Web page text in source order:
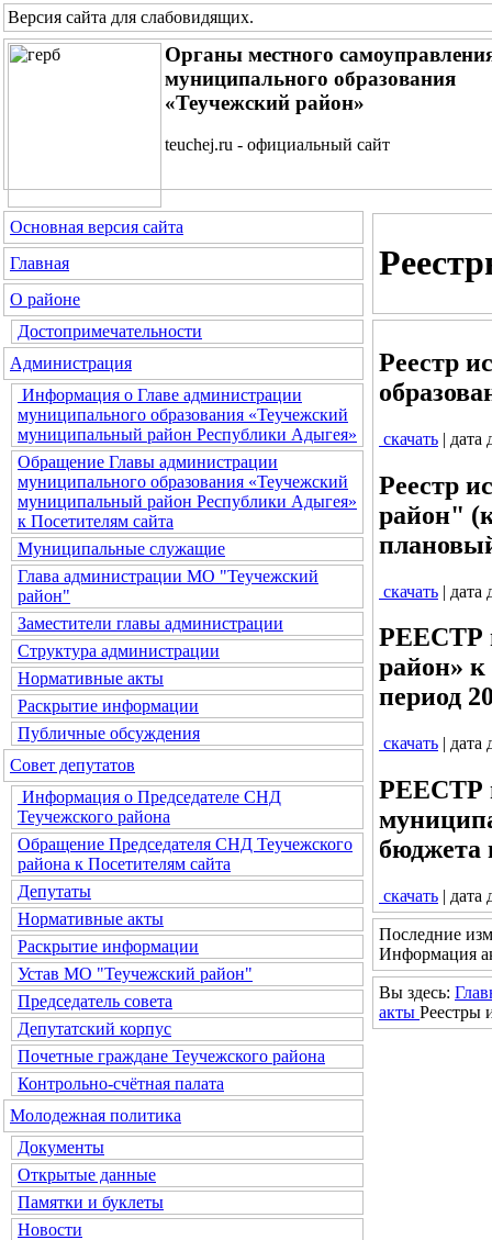
Версия сайта для слабовидящих.
Органы местного
муниципального образования
«Теучежский район»
teuchej.ru - официальный сайт
Основная версия сайта
Главная
О районе
Достопримечательности
Администрация
Информация о Главе администрации
муниципального образования «Теучежский
муниципальный район Республики Адыгея»
Обращение Главы администрации
муниципального образования «Теучежский
муниципальный район Республики Адыгея»
к Посетителям сайта
Муниципальные служащие
Глава администрации МО "Теучежский
район"
Заместители главы администрации
Структура администрации
Нормативные акты
Раскрытие информации
Публичные обсуждения
Совет депутатов
Информация о Председателе СНД
Теучежского района
Обращение Председателя СНД Теучежского
района к Посетителям сайта
Депутаты
Нормативные акты
Раскрытие информации
Устав МО "Теучежский район"
Председатель совета
Депутатский корпус
Почетные граждане Теучежского района
Контрольно-счётная палата
Молодежная политика
Документы
Открытые данные
Памятки и буклеты
Новости
Реестр
скачать | дата
Реестр
район"
скачать | дата
РЕЕСТР
район» к
период
скачать | дата
РЕЕСТР
бюджета
скачать | дата
Последние
Информация
Вы здесь:
акты Реестры